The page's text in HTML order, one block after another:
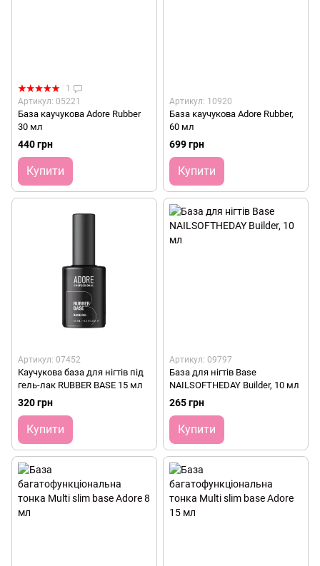
1
Артикул: 05221
База каучукова Adore Rubber
30 мл
440 грн
Купити
Артикул: 10920
База каучукова Adore Rubber,
60 мл
699 грн
Купити
Артикул: 07452
Каучукова база для нігтів під
гель-лак RUBBER BASE 15 мл
320 грн
Купити
Артикул: 09797
База для нігтів Base
NAILSOFTHEDAY Builder, 10 мл
265 грн
Купити